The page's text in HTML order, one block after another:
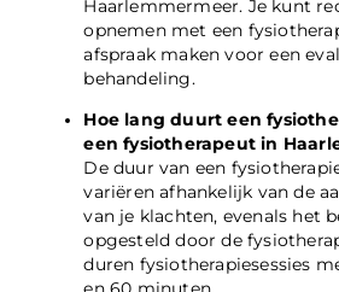
Haarlemmermeer. Je kunt
opnemen met een
afspraak maken voor een
behandeling.
Hoe lang duurt een
een fysiotherapeut in
De duur van een
variëren afhankelijk van de
van je klachten, evenals het
opgesteld door de
duren fysiotherapiesessies